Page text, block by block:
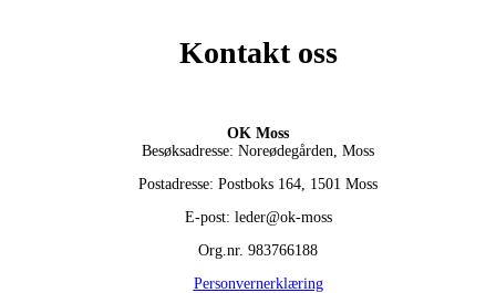
Kontakt oss
OK Moss
Besøksadresse: Noreødegården, Moss
Postadresse: Postboks 164, 1501 Moss
E-post: leder@ok-moss
Org.nr. 983766188
Personvernerklæring